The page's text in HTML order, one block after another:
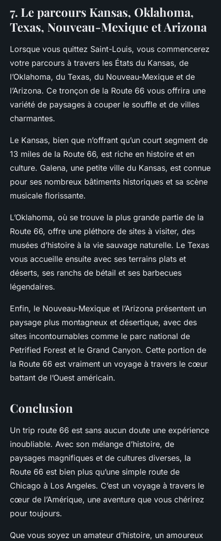
7. Le parcours Kansas, Oklahoma,
Texas, Nouveau-Mexique et Arizona
Lorsque vous quittez Saint-Louis, vous commencerez
votre parcours à travers les États du Kansas, de
l’Oklahoma, du Texas, du Nouveau-Mexique et de
l’Arizona. Ce tronçon de la Route 66 vous offrira une
variété de paysages à couper le souffle et de villes
charmantes.
Le Kansas, bien que n’offrant qu’un court segment de
13 miles de la Route 66, est riche en histoire et en
culture. Galena, une petite ville du Kansas, est connue
pour ses nombreux bâtiments historiques et sa scène
musicale florissante.
L’Oklahoma, où se trouve la plus grande partie de la
Route 66, offre une pléthore de sites à visiter, des
musées d’histoire à la vie sauvage naturelle. Le Texas
vous accueille ensuite avec ses terrains plats et
déserts, ses ranchs de bétail et ses barbecues
légendaires.
Enfin, le Nouveau-Mexique et l’Arizona présentent un
paysage plus montagneux et désertique, avec des
sites incontournables comme le parc national de
Petrified Forest et le Grand Canyon. Cette portion de
la Route 66 est vraiment un voyage à travers le cœur
battant de l’Ouest américain.
Conclusion
Un trip route 66 est sans aucun doute une expérience
inoubliable. Avec son mélange d’histoire, de
paysages magnifiques et de cultures diverses, la
Route 66 est bien plus qu’une simple route de
Chicago à Los Angeles. C’est un voyage à travers le
cœur de l’Amérique, une aventure que vous chérirez
pour toujours.
Que vous soyez un amateur d’histoire, un amoureux